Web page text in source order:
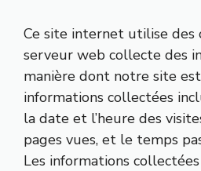
Ce site internet utilise des
serveur web collecte des
manière dont notre site
informations collectées
la date et l’heure des
pages vues, et le temps
Les informations